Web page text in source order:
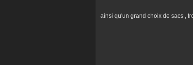
ainsi qu'un grand choix de sacs ,